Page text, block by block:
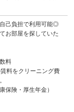
己負担で利用可能◎
お部屋を探していた
料
料をクリーニング費
保険・厚生年金）